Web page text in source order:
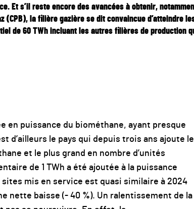
Et s’il reste encore des avancées à obtenir,
la filière gazière se dit convaincue d’atteindre
de 60 TWh incluant les autres filières de production
en puissance du biométhane, ayant presque
d’ailleurs le pays qui depuis trois ans ajoute le
et le plus grand en nombre d’unités
de 1 TWh a été ajoutée à la puissance
mis en service est quasi similaire à 2024
nette baisse (- 40 %). Un ralentissement de la